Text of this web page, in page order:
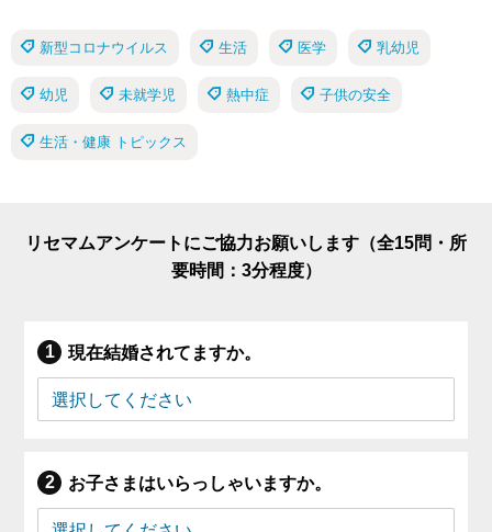
新型コロナウイルス 生活 医学 乳幼児
幼児 未就学児 熱中症 子供の安全
生活・健康 トピックス
リセマムアンケートにご協力お願いします（全15問・所
要時間：3分程度）
現在結婚されてますか。
お子さまはいらっしゃいますか。